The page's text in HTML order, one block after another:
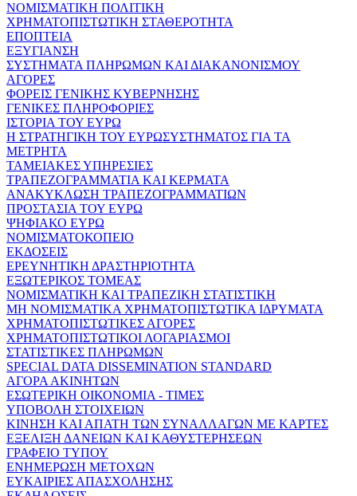
ΝΟΜΙΣΜΑΤΙΚΗ ΠΟΛΙΤΙΚΗ
ΧΡΗΜΑΤΟΠΙΣΤΩΤΙΚΗ ΣΤΑΘΕΡΟΤΗΤΑ
ΕΠΟΠΤΕΙΑ
ΕΞΥΓΙΑΝΣΗ
ΣΥΣΤΗΜΑΤΑ ΠΛΗΡΩΜΩΝ ΚΑΙ ΔΙΑΚΑΝΟΝΙΣΜΟΥ
ΑΓΟΡΕΣ
ΦΟΡΕΙΣ ΓΕΝΙΚΗΣ ΚΥΒΕΡΝΗΣΗΣ
ΓΕΝΙΚΕΣ ΠΛΗΡΟΦΟΡΙΕΣ
ΙΣΤΟΡΙΑ ΤΟΥ ΕΥΡΩ
Η ΣΤΡΑΤΗΓΙΚΗ ΤΟΥ ΕΥΡΩΣΥΣΤΗΜΑΤΟΣ ΓΙΑ ΤΑ
ΜΕΤΡΗΤΑ
ΤΑΜΕΙΑΚΕΣ ΥΠΗΡΕΣΙΕΣ
ΤΡΑΠΕΖΟΓΡΑΜΜΑΤΙΑ ΚΑΙ ΚΕΡΜΑΤΑ
ΑΝΑΚΥΚΛΩΣΗ ΤΡΑΠΕΖΟΓΡΑΜΜΑΤΙΩΝ
ΠΡΟΣΤΑΣΙΑ ΤΟΥ ΕΥΡΩ
ΨΗΦΙΑΚΟ ΕΥΡΩ
ΝΟΜΙΣΜΑΤΟΚΟΠΕΙΟ
ΕΚΔΟΣΕΙΣ
ΕΡΕΥΝΗΤΙΚΗ ΔΡΑΣΤΗΡΙΟΤΗΤΑ
ΕΞΩΤΕΡΙΚΟΣ ΤΟΜΕΑΣ
ΝΟΜΙΣΜΑΤΙΚΗ ΚΑΙ ΤΡΑΠΕΖΙΚΗ ΣΤΑΤΙΣΤΙΚΗ
ΜΗ ΝΟΜΙΣΜΑΤΙΚΑ ΧΡΗΜΑΤΟΠΙΣΤΩΤΙΚΑ ΙΔΡΥΜΑΤΑ
ΧΡΗΜΑΤΟΠΙΣΤΩΤΙΚΕΣ ΑΓΟΡΕΣ
ΧΡΗΜΑΤΟΠΙΣΤΩΤΙΚΟΙ ΛΟΓΑΡΙΑΣΜΟΙ
ΣΤΑΤΙΣΤΙΚΕΣ ΠΛΗΡΩΜΩΝ
SPECIAL DATA DISSEMINATION STANDARD
ΑΓΟΡΑ ΑΚΙΝΗΤΩΝ
ΕΣΩΤΕΡΙΚΗ ΟΙΚΟΝΟΜΙΑ - ΤΙΜΕΣ
ΥΠΟΒΟΛΗ ΣΤΟΙΧΕΙΩΝ
ΚΙΝΗΣΗ ΚΑΙ ΑΠΑΤΗ ΤΩΝ ΣΥΝΑΛΛΑΓΩΝ ΜΕ ΚΑΡΤΕΣ
ΕΞΕΛΙΞΗ ΔΑΝΕΙΩΝ ΚΑΙ ΚΑΘΥΣΤΕΡΗΣΕΩΝ
ΓΡΑΦΕΙΟ ΤΥΠΟΥ
ΕΝΗΜΕΡΩΣΗ ΜΕΤΟΧΩΝ
ΕΥΚΑΙΡΙΕΣ ΑΠΑΣΧΟΛΗΣΗΣ